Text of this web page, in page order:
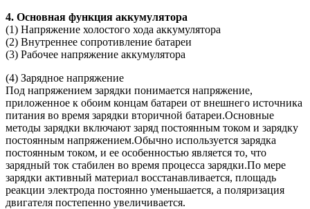
4. Основная функция аккумулятора
(1) Напряжение холостого хода аккумулятора
(2) Внутреннее сопротивление батареи
(3) Рабочее напряжение аккумулятора
(4) Зарядное напряжение
Под напряжением зарядки понимается напряжение,
приложенное к обоим концам батареи от внешнего источника
питания во время зарядки вторичной батареи.Основные
методы зарядки включают заряд постоянным током и зарядку
постоянным напряжением.Обычно используется зарядка
постоянным током, и ее особенностью является то, что
зарядный ток стабилен во время процесса зарядки.По мере
зарядки активный материал восстанавливается, площадь
реакции электрода постоянно уменьшается, а поляризация
двигателя постепенно увеличивается.